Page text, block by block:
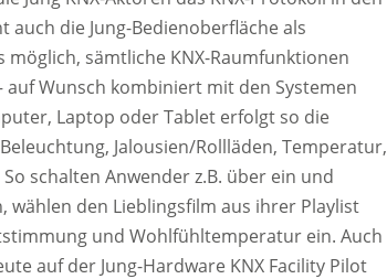
auch die Jung-Bedienoberfläche als
sämtliche KNX-Raumfunktionen
Wunsch kombiniert mit den Systemen
Laptop oder Tablet erfolgt so die
Jalousien/Rollläden, Temperatur,
schalten Anwender z.B. über ein und
wählen den Lieblingsfilm aus ihrer Playlist
und Wohlfühltemperatur ein. Auch
auf der Jung-Hardware KNX Facility Pilot